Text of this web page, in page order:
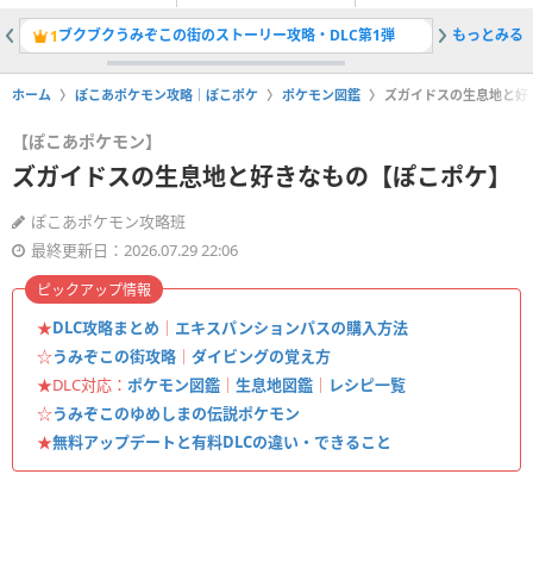
1ブクブクうみぞこの街のストーリー攻略・DLC第1弾 2スター
もっとみる
ホーム ぽこあポケモン攻略｜ぽこポケ ポケモン図鑑 ズガイドスの生息地と
【ぽこあポケモン】
ズガイドスの生息地と好きなもの【ぽこポケ】
ぽこあポケモン攻略班
最終更新日：2026.07.29 22:06
★DLC攻略まとめ ｜ エキスパンションパスの購入方法
☆うみぞこの街攻略 ｜ ダイビングの覚え方
★DLC対応： ポケモン図鑑 ｜ 生息地図鑑 ｜ レシピ一覧
☆うみぞこのゆめしまの伝説ポケモン
★無料アップデートと有料DLCの違い・できること
ピックアップ情報